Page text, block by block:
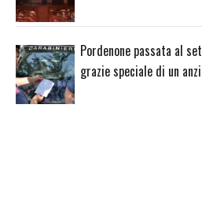
Pordenone passata al
grazie speciale di un